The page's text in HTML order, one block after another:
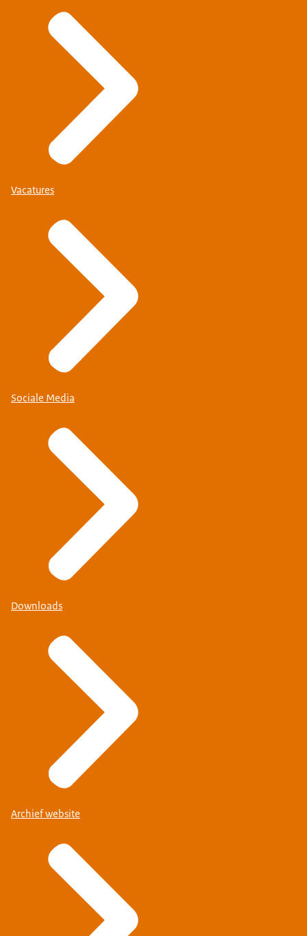
Vacatures
Sociale Media
Downloads
Archief website